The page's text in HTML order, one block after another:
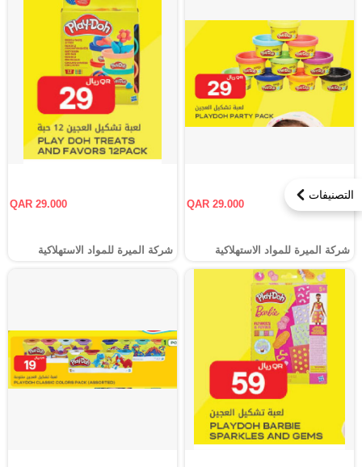
التصنيفات
QAR 29.000
شركة الميرة للمواد الاستهلاكية
QAR 29.000
شركة الميرة للمواد الاستهلاكية